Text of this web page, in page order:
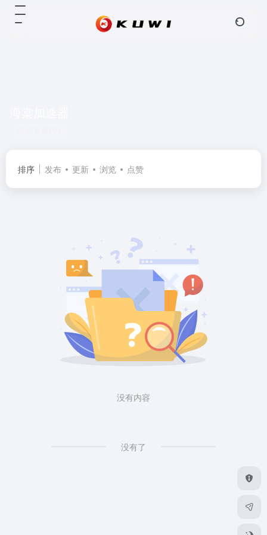
排序 发布 更新 浏览 点赞
没有内容
没有了